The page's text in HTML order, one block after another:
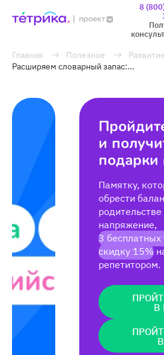
8
Главная Полезное
Развитие
Расширяем словарный запас:...
и
подарки
Памятку,
обрести
напряжение,
3 бесплатных
скидку 15%
репетитором.
В